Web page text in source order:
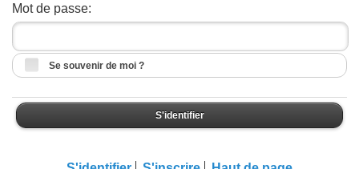
Mot de passe:
Se souvenir de moi ?
S'identifier